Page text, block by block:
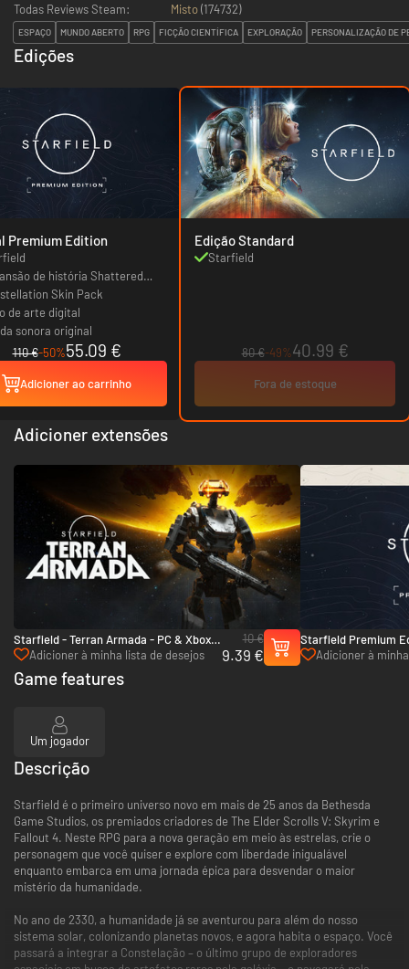
Todas Reviews Steam:
Misto(174732)
ESPAÇO MUNDO ABERTO RPG FICÇÃO CIENTÍFICA EXPLORAÇÃO PERSONALIZAÇÃO DE
Edições
Premium Edition
de história Shattered
Skin Pack
de arte digital
sonora original
110 €-50%55.09 €
Adicioner ao carrinho
Edição Standard
Starfield
80 €-49%40.99 €
Fora de estoque
Adicioner extensões
Starfield - Terran Armada - PC & Xbox
Series X|S (Microsoft Store)
Adicioner à minha lista de desejos
10 €
9.39 €
Starfield Premium
Xbox Series X|S
Adicioner à
Game features
Um jogador
Descrição
Starfield é o primeiro universo novo em mais de 25 anos da Bethesda
Game Studios, os premiados criadores de The Elder Scrolls V: Skyrim e
Fallout 4. Neste RPG para a nova geração em meio às estrelas, crie o
personagem que você quiser e explore com liberdade inigualável
enquanto embarca em uma jornada épica para desvendar o maior
mistério da humanidade.
No ano de 2330, a humanidade já se aventurou para além do nosso
sistema solar, colonizando planetas novos, e agora habita o espaço. Você
passará a integrar a Constelação – o último grupo de exploradores